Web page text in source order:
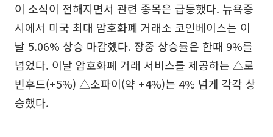
이 소식이 전해지면서 관련 종목은 급등했다. 뉴욕증
시에서 미국 최대 암호화폐 거래소 코인베이스는 이
날 5.06% 상승 마감했다. 장중 상승률은 한때 9%를
넘었다. 이날 암호화폐 거래 서비스를 제공하는 △로
빈후드(+5%) △소파이(약 +4%)는 4% 넘게 각각 상
승했다.